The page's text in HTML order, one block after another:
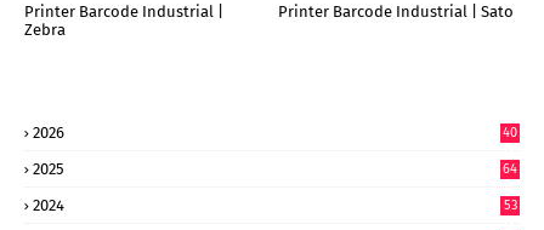
Printer Barcode Industrial |
Zebra
Printer Barcode Industrial | Sato
2026
40
2025
64
2024
53